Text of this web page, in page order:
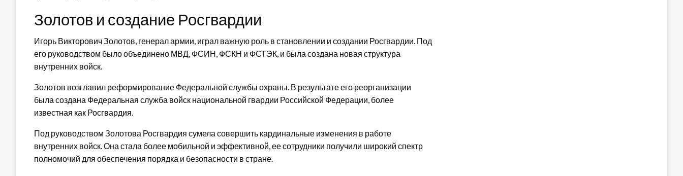
Золотов и создание Росгвардии
Игорь Викторович Золотов, генерал армии, играл важную роль в становлении и создании Росгвардии. Под
его руководством было объединено МВД, ФСИН, ФСКН и ФСТЭК, и была создана новая структура
внутренних войск.
Золотов возглавил реформирование Федеральной службы охраны. В результате его реорганизации
была создана Федеральная служба войск национальной гвардии Российской Федерации, более
известная как Росгвардия.
Под руководством Золотова Росгвардия сумела совершить кардинальные изменения в работе
внутренних войск. Она стала более мобильной и эффективной, ее сотрудники получили широкий спектр
полномочий для обеспечения порядка и безопасности в стране.